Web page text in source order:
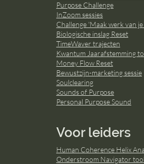
Purpose Challenge
InZoom sessies
Challenge 'Maak werk van
Biologische inslag Reset
TimeWaver trajecten
Kwantum Jaarafstemming
Money Flow Reset
Bewustzijn-marketing sessie
Soulclearing
Sounds of Purpose
Personal Purpose Sound
Voor leiders
Human Coherence Helix
Onderstroom Navigator tool